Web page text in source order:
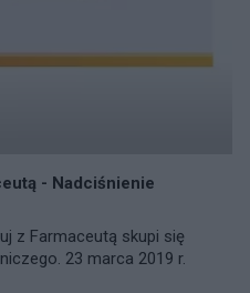
- Nadciśnienie
z Farmaceutą skupi się
23 marca 2019 r.